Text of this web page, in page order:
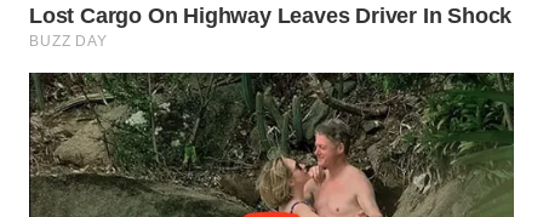
WAHANA
ADVOKAT
WAHANA
INFRASTRUKTUR
WAHANA